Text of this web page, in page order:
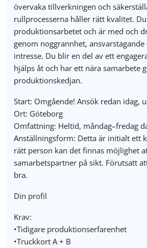
övervaka tillverkningen och
rullprocesserna håller rätt kvalitet.
produktionsarbetet och är med och
genom noggrannhet,
intresse. Du blir en del av ett
hjälps åt och har ett nära samarbete
produktionskedjan.
Start: Omgående! Ansök redan idag,
Ort: Göteborg
Omfattning: Heltid, måndag–fredag
Anställningsform: Detta är initialt ett
rätt person kan det finnas möjlighet
samarbetspartner på sikt. Förutsatt
bra.
Din profil
Krav:
•Tidigare produktionserfarenhet
•Truckkort A + B